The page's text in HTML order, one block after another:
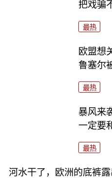
把戏骗
最热
欧盟想
鲁塞尔
最热
暴风来
一定要
最热
河水干了，欧洲的底裤露